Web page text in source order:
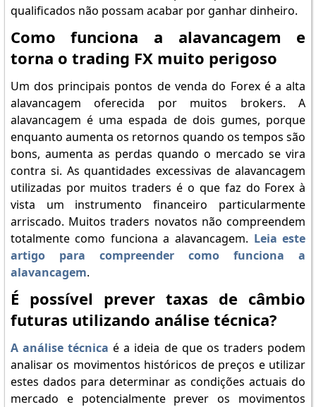
qualificados não possam acabar por ganhar dinheiro.
Como funciona a alavancagem e
torna o trading FX muito perigoso
Um dos principais pontos de venda do Forex é a alta
alavancagem oferecida por muitos brokers. A
alavancagem é uma espada de dois gumes, porque
enquanto aumenta os retornos quando os tempos são
bons, aumenta as perdas quando o mercado se vira
contra si. As quantidades excessivas de alavancagem
utilizadas por muitos traders é o que faz do Forex à
vista um instrumento financeiro particularmente
arriscado. Muitos traders novatos não compreendem
totalmente como funciona a alavancagem. Leia este
artigo para compreender como funciona a
alavancagem.
É possível prever taxas de câmbio
futuras utilizando análise técnica?
A análise técnica é a ideia de que os traders podem
analisar os movimentos históricos de preços e utilizar
estes dados para determinar as condições actuais do
mercado e potencialmente prever os movimentos